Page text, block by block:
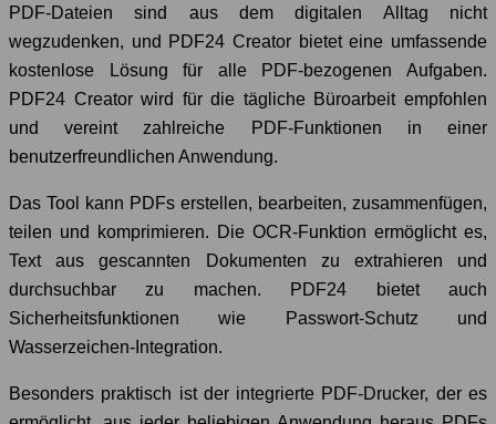
PDF-Dateien sind aus dem digitalen Alltag nicht
wegzudenken, und PDF24 Creator bietet eine umfassende
kostenlose Lösung für alle PDF-bezogenen Aufgaben.
PDF24 Creator wird für die tägliche Büroarbeit empfohlen
und vereint zahlreiche PDF-Funktionen in einer
benutzerfreundlichen Anwendung.
Das Tool kann PDFs erstellen, bearbeiten, zusammenfügen,
teilen und komprimieren. Die OCR-Funktion ermöglicht es,
Text aus gescannten Dokumenten zu extrahieren und
durchsuchbar zu machen. PDF24 bietet auch
Sicherheitsfunktionen wie Passwort-Schutz und
Wasserzeichen-Integration.
Besonders praktisch ist der integrierte PDF-Drucker, der es